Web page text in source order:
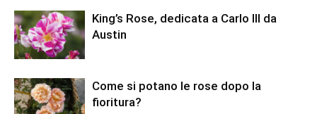
King’s Rose, dedicata a Carlo III da
Austin
Come si potano le rose dopo la
fioritura?